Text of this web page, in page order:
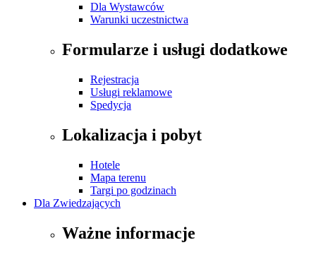
Dla Wystawców
Warunki uczestnictwa
Formularze i usługi dodatkowe
Rejestracja
Usługi reklamowe
Spedycja
Lokalizacja i pobyt
Hotele
Mapa terenu
Targi po godzinach
Dla Zwiedzających
Ważne informacje